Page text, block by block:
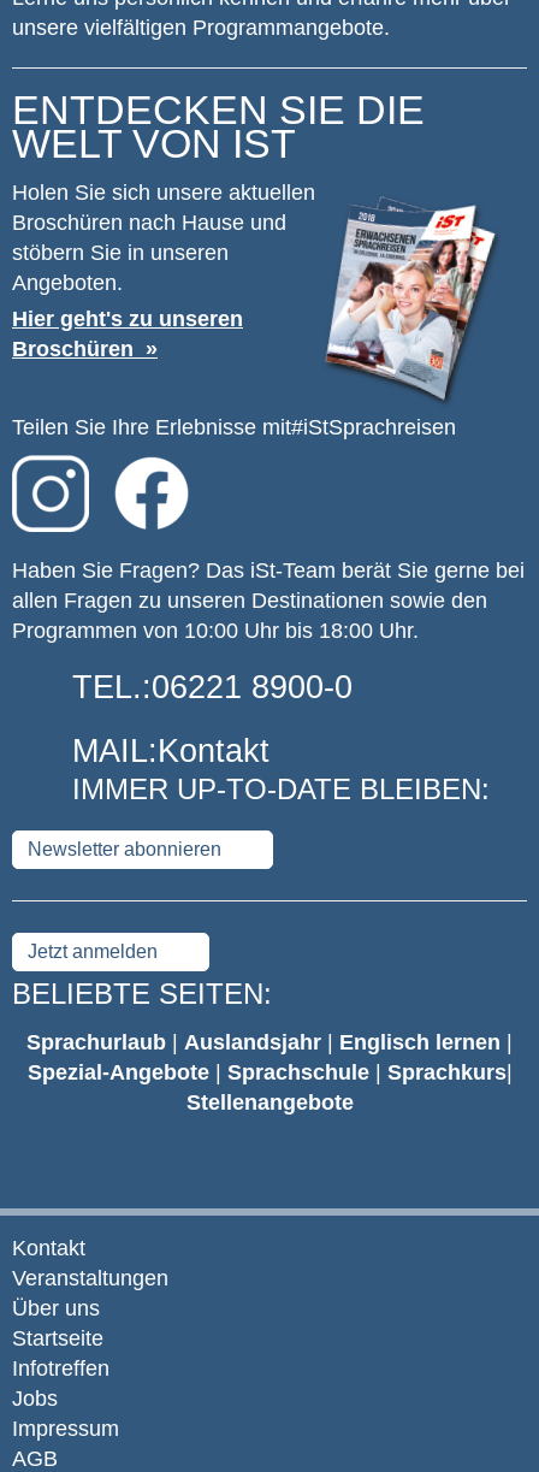
unsere vielfältigen Programmangebote.
ENTDECKEN SIE DIE
WELT VON IST
Holen Sie sich unsere aktuellen
Broschüren nach Hause und
stöbern Sie in unseren
Angeboten.
Hier geht's zu unseren
Broschüren
Teilen Sie Ihre Erlebnisse mit#iStSprachreisen
Haben Sie Fragen? Das iSt-Team berät Sie gerne bei
allen Fragen zu unseren Destinationen sowie den
Programmen von 10:00 Uhr bis 18:00 Uhr.
TEL.:06221 8900-0
MAIL:Kontakt
IMMER UP-TO-DATE BLEIBEN:
Newsletter abonnieren
Jetzt anmelden
BELIEBTE SEITEN:
Sprachurlaub | Auslandsjahr | Englisch lernen |
Spezial-Angebote| Sprachschule | Sprachkurs|
Stellenangebote
Kontakt
Veranstaltungen
Über uns
Startseite
Infotreffen
Jobs
Impressum
AGB